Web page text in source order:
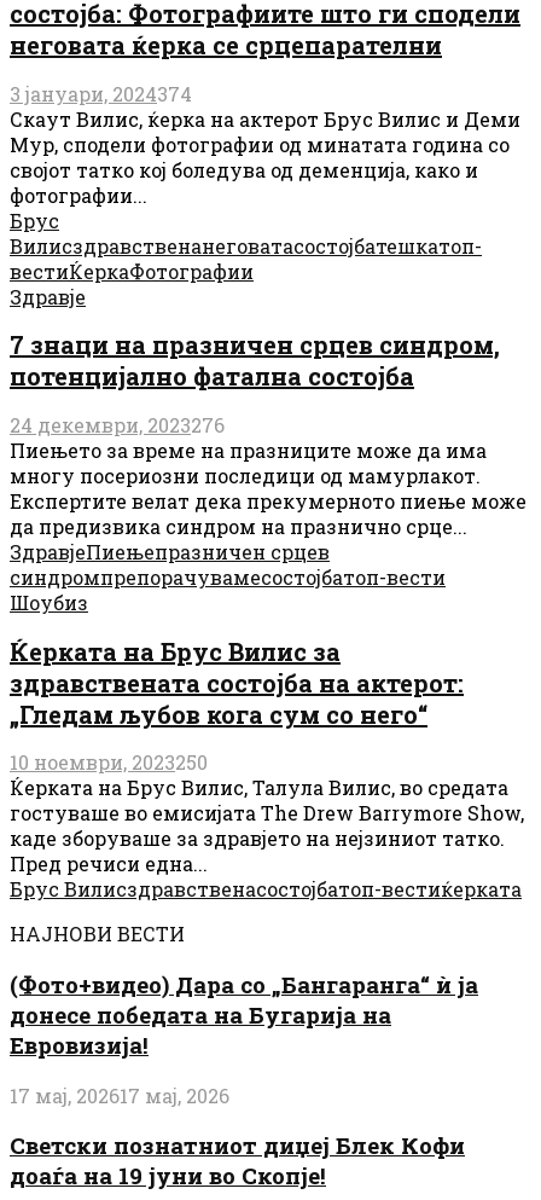
состојба: Фотографиите што ги сподели
неговата ќерка се срцепарателни
3 јануари, 2024374
Скаут Вилис, ќерка на актерот Брус Вилис и Деми
Мур, сподели фотографии од минатата година со
својот татко кој боледува од деменција, како и
фотографии...
Брус
Вилисздравственанеговатасостојбатешкатоп-
вестиЌеркаФотографии
Здравје
7 знаци на празничен срцев синдром,
потенцијално фатална состојба
24 декември, 2023276
Пиењето за време на празниците може да има
многу посериозни последици од мамурлакот.
Експертите велат дека прекумерното пиење може
да предизвика синдром на празнично срце...
ЗдравјеПиењепразничен срцев
синдромпрепорачувамесостојбатоп-вести
Шоубиз
Ќерката на Брус Вилис за
здравствената состојба на актерот:
„Гледам љубов кога сум со него“
10 ноември, 2023250
Ќерката на Брус Вилис, Талула Вилис, во средата
гостуваше во емисијата The Drew Barrymore Show,
каде зборуваше за здравјето на нејзиниот татко.
Пред речиси една...
Брус Вилисздравственасостојбатоп-вестиќерката
НАЈНОВИ ВЕСТИ
(Фото+видео) Дара со „Бангаранга“ ѝ ја
донесе победата на Бугарија на
Евровизија!
17 мај, 202617 мај, 2026
Светски познатниот диџеј Блек Кофи
доаѓа на 19 јуни во Скопје!